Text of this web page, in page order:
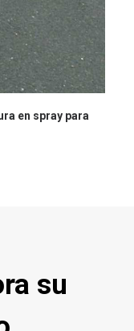
en spray para
su